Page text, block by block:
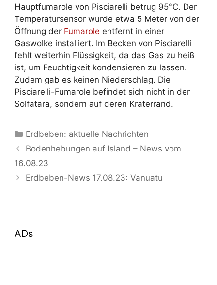
Hauptfumarole von Pisciarelli betrug 95°C. Der
Temperatursensor wurde etwa 5 Meter von der
Öffnung der Fumarole entfernt in einer
Gaswolke installiert. Im Becken von Pisciarelli
fehlt weiterhin Flüssigkeit, da das Gas zu heiß
ist, um Feuchtigkeit kondensieren zu lassen.
Zudem gab es keinen Niederschlag. Die
Pisciarelli-Fumarole befindet sich nicht in der
Solfatara, sondern auf deren Kraterrand.
Kategorien
Erdbeben: aktuelle Nachrichten
Bodenhebungen auf Island – News vom
16.08.23
Erdbeben-News 17.08.23: Vanuatu
ADs